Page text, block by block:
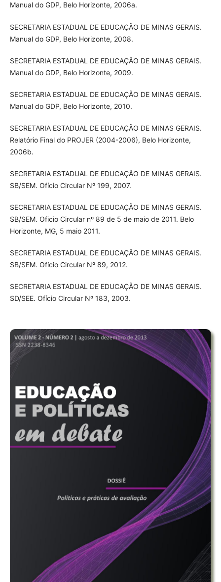
Manual do GDP, Belo Horizonte, 2006a.
SECRETARIA ESTADUAL DE EDUCAÇÃO DE MINAS GERAIS.
Manual do GDP, Belo Horizonte, 2008.
SECRETARIA ESTADUAL DE EDUCAÇÃO DE MINAS GERAIS.
Manual do GDP, Belo Horizonte, 2009.
SECRETARIA ESTADUAL DE EDUCAÇÃO DE MINAS GERAIS.
Manual do GDP, Belo Horizonte, 2010.
SECRETARIA ESTADUAL DE EDUCAÇÃO DE MINAS GERAIS.
Relatório Final do PROJER (2004-2006), Belo Horizonte,
2006b.
SECRETARIA ESTADUAL DE EDUCAÇÃO DE MINAS GERAIS.
SB/SEM. Ofício Circular Nº 199, 2007.
SECRETARIA ESTADUAL DE EDUCAÇÃO DE MINAS GERAIS.
SB/SEM. Oficio Circular nº 89 de 5 de maio de 2011. Belo
Horizonte, MG, 5 maio 2011.
SECRETARIA ESTADUAL DE EDUCAÇÃO DE MINAS GERAIS.
SB/SEM. Ofício Circular Nº 89, 2012.
SECRETARIA ESTADUAL DE EDUCAÇÃO DE MINAS GERAIS.
SD/SEE. Ofício Circular Nº 183, 2003.